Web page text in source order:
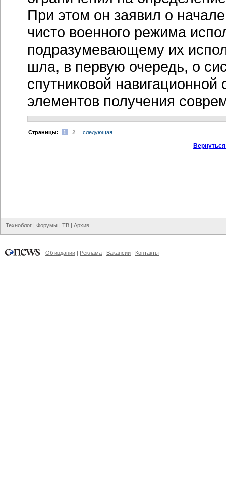
При этом он заявил о
чисто военного режима
подразумевающему их
шла, в первую очередь, о
спутниковой
элементов получения
Cтраницы: 1 2 следующая
Техноблог | Форумы | ТВ | Архив
Об издании | Реклама | Вакансии | Контакты